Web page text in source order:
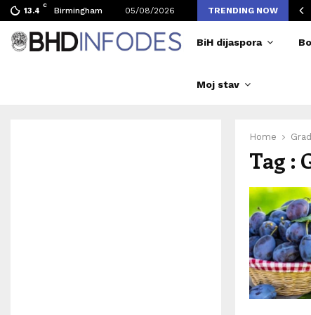
13.4
C
Birmingham 05/08/2026 TRENDING NOW
broj posjetilaca tokom Merlinovih koncerata
BiH dijaspora
Moj stav
Home
Tag :